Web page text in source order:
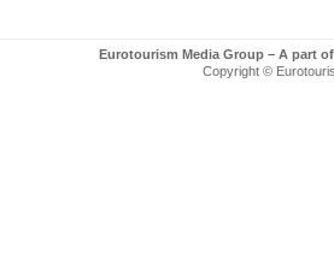
Eurotourism Media Group – A part
Copyright ©